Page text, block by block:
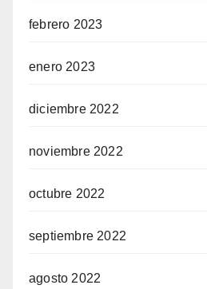
febrero 2023
enero 2023
diciembre 2022
noviembre 2022
octubre 2022
septiembre 2022
agosto 2022